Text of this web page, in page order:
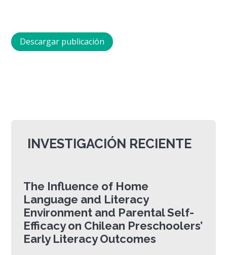
Descargar publicación
INVESTIGACIÓN RECIENTE
The Influence of Home
Language and Literacy
Environment and Parental Self-
Efficacy on Chilean Preschoolers’
Early Literacy Outcomes